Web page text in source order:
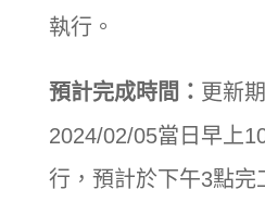
執行。
預計完成時間： 更新
2024/02/05當日早上
行，預計於下午3點完